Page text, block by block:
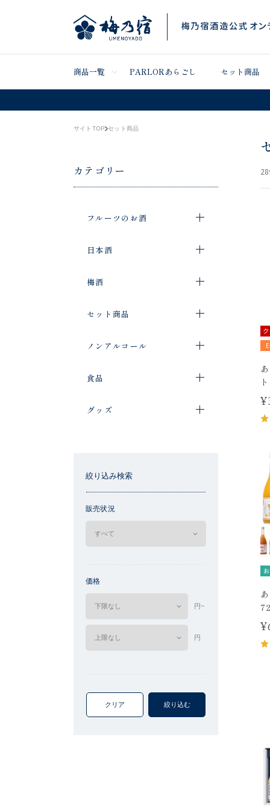
商品一覧 PARLORあらごし セット商品
サイトTOP セット商品
カテゴリー
フルーツのお酒
日本酒
梅酒
セット商品
ノンアルコール
食品
グッズ
絞り込み検索
販売状況
価格
円~
円
クリア 絞り込む
28